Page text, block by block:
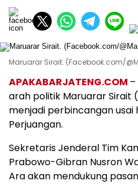
Maruarar Sirait. (Facebook.com/
APAKABARJATENG.COM
arah politik Maruarar Sirait
menjadi perbincangan usai
Perjuangan.
Sekretaris Jenderal Tim
Prabowo-Gibran Nusron
Ara akan mendukung